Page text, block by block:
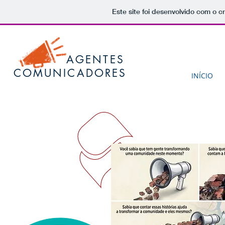
Este site foi desenvolvido com o
AGENTES
COMUNICADORES
INÍCIO